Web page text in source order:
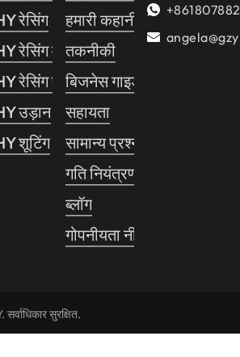
रेसिंग
रेसिंग वी.आर
रेसिंग प्रो
उड़ान
शूटिंग
हमारी कहानी
तकनीकी
बिजनेस गाइड
सहायता
सामान्य प्रश्नोत्तर
गति नियंत्रण प्रणाली
ब्लॉग
गोपनीयता नीति
सुरक्षित.